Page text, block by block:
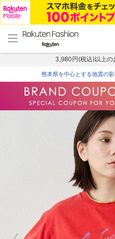
menu home
トップ
3,980円(税込)以上の
熊本県を中心とする地震の